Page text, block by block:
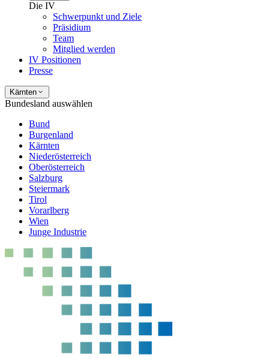
Die IV
Schwerpunkt und Ziele
Präsidium
Team
Mitglied werden
IV Positionen
Presse
Kärnten
Bundesland auswählen
Bund
Burgenland
Kärnten
Niederösterreich
Oberösterreich
Salzburg
Steiermark
Tirol
Vorarlberg
Wien
Junge Industrie